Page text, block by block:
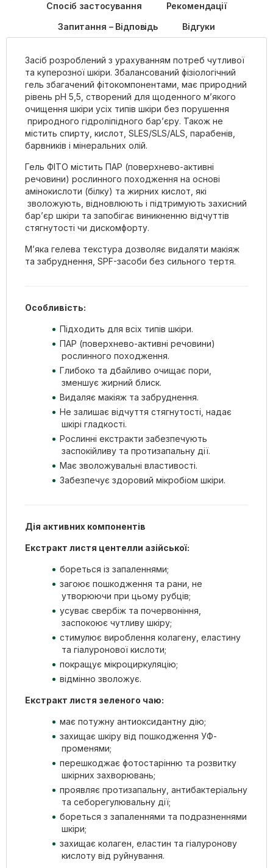
Спосіб застосування
Рекомендації
Запитання – Відповідь
Відгуки
Засіб розроблений з урахуванням потреб чутливої
та куперозної шкіри. Збалансований фізіологічний
гель збагачений фітокомпонентами, має природний
рівень pH 5,5, створений для щоденного м’якого
очищення шкіри усіх типів шкіри без порушення
природного гідроліпідного бар’єру. Також не
містить спирту, кислот, SLES/SLS/ALS, парабенів,
барвників і мінеральних олій.
Гель ФІТО містить ПАР (поверхнево-активні
речовини) рослинного походження на основі
амінокислоти (білку) та жирних кислот, які
зволожують, відновлюють і підтримують захисний
бар’єр шкіри та запобігає виникненню відчуттів
стягнутості чи дискомфорту.
М’яка гелева текстура дозволяє видаляти макіяж
та забруднення, SPF-засоби без сильного тертя.
Особливість:
Підходить для всіх типів шкіри.
ПАР (поверхнево-активні речовини)
рослинного походження.
Глибоко та дбайливо очищає пори,
зменшує жирний блиск.
Видаляє макіяж та забруднення.
Не залишає відчуття стягнутості, надає
шкірі гладкості.
Рослинні екстракти забезпечують
заспокійливу та протизапальну дії.
Має зволожувальні властивості.
Забезпечує здоровий мікробіом шкіри.
Дія активних компонентів
Екстракт листя центелли азійської:
бореться із запаленнями;
загоює пошкодження та рани, не
утворюючи при цьому рубців;
усуває свербіж та почервоніння,
заспокоює чутливу шкіру;
стимулює вироблення колагену, еластину
та гіалуронової кислоти;
покращує мікроциркуляцію;
відмінно зволожує.
Екстракт листя зеленого чаю:
має потужну антиоксидантну дію;
захищає шкіру від пошкодження УФ-
променями;
перешкоджає фотостарінню та розвитку
шкірних захворювань;
проявляє протизапальну, антибактеріальну
та себорегулювальну дії;
бореться з запаленнями та подразненнями
шкіри;
захищає колаген, еластин та гіалуронову
кислоту від руйнування.